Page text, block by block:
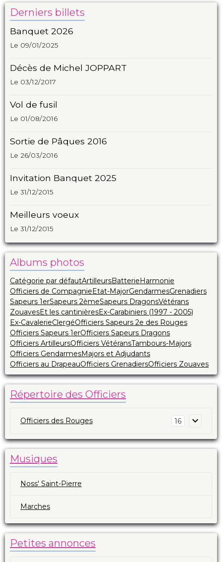
Derniers billets
Banquet 2026
Le 09/01/2025
Décès de Michel JOPPART
Le 03/12/2017
Vol de fusil
Le 01/08/2016
Sortie de Pâques 2016
Le 26/03/2016
Invitation Banquet 2025
Le 31/12/2015
Meilleurs voeux
Le 31/12/2015
Albums photos
Catégorie par défautArtilleursBatterie Harmonie
Officiers de Compagnie Etat-MajorGendarmesGrenadiers
Sapeurs 1erSapeurs 2èmeSapeurs DragonsVétérans
ZouavesEt les cantinièresEx-Carabiniers (1997 - 2005)
Ex-CavalerieClergéOfficiers Sapeurs 2e des Rouges
Officiers Sapeurs 1erOfficiers Sapeurs Dragons
Officiers ArtilleursOfficiers VétéransTambours-Majors
Officiers GendarmesMajors et Adjudants
Officiers au DrapeauOfficiers GrenadiersOfficiers Zouaves
Répertoire des Officiers
Officiers des Rouges 16
Musiques
Noss' Saint-Pierre
Marches
Petites annonces